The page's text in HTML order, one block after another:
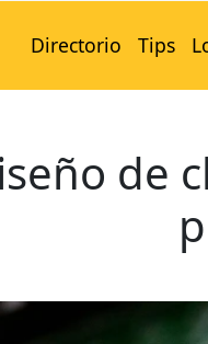
Directorio Tips
de